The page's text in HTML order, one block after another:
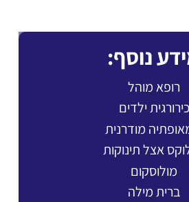
נוסף:
רופא מוהל
כירורגית ילדים
מודרנית
אצל תינוקות
מולוסקום
ברית מילה